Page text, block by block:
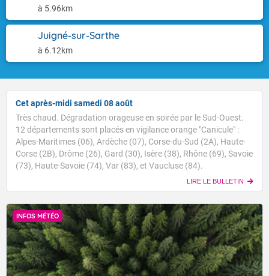
à 5.96km
Juigné-sur-Sarthe
à 6.12km
Cet après-midi samedi 08 août
Très chaud. Dégradation orageuse en soirée par le Sud-Ouest.
12 départements sont placés en vigilance orange "Canicule" :
Alpes-Maritimes (06), Ardèche (07), Corse-du-Sud (2A), Haute-
Corse (2B), Drôme (26), Gard (30), Isère (38), Rhône (69), Savoie
(73), Haute-Savoie (74), Var (83), et Vaucluse (84).
LIRE LE BULLETIN
INFOS MÉTÉO